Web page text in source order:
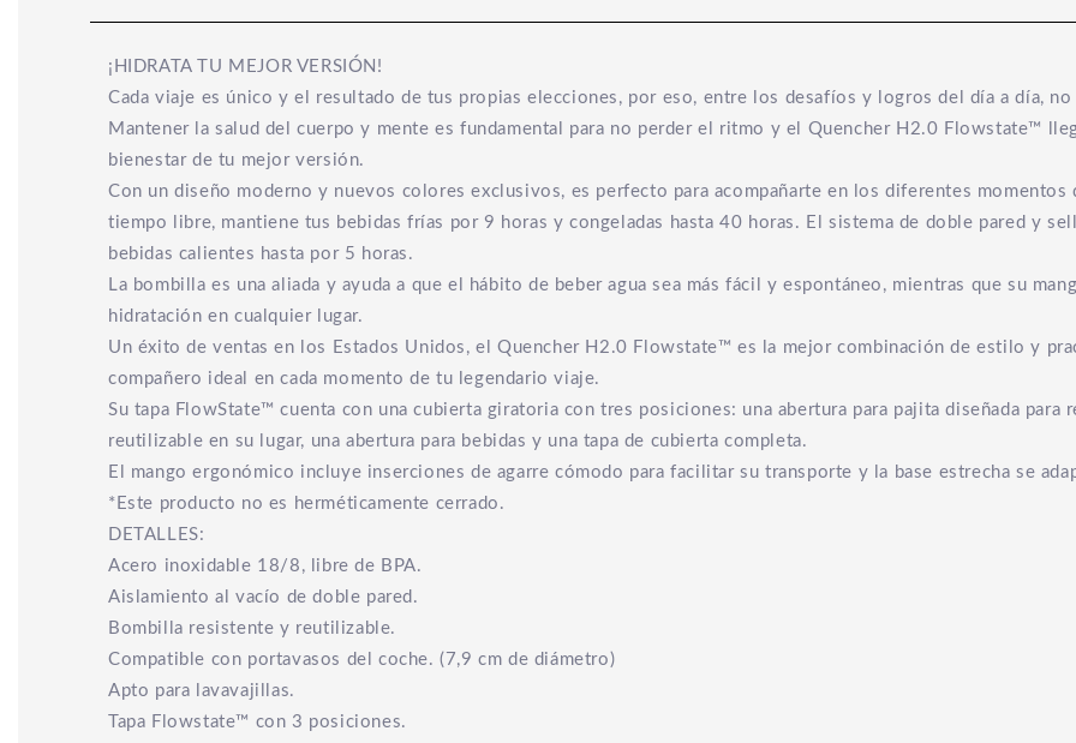
¡HIDRATA TU MEJOR VERSIÓN!
Cada viaje es único y el resultado de tus propias elecciones, por eso, entre los desafíos y logros del día a día,
Mantener la salud del cuerpo y mente es fundamental para no perder el ritmo y el Quencher H2.0 Flowstate™
bienestar de tu mejor versión.
Con un diseño moderno y nuevos colores exclusivos, es perfecto para acompañarte en los diferentes
tiempo libre, mantiene tus bebidas frías por 9 horas y congeladas hasta 40 horas. El sistema de doble pared y
bebidas calientes hasta por 5 horas.
La bombilla es una aliada y ayuda a que el hábito de beber agua sea más fácil y espontáneo, mientras que su
hidratación en cualquier lugar.
Un éxito de ventas en los Estados Unidos, el Quencher H2.0 Flowstate™ es la mejor combinación de estilo y
compañero ideal en cada momento de tu legendario viaje.
Su tapa FlowState™ cuenta con una cubierta giratoria con tres posiciones: una abertura para pajita diseñada
reutilizable en su lugar, una abertura para bebidas y una tapa de cubierta completa.
El mango ergonómico incluye inserciones de agarre cómodo para facilitar su transporte y la base estrecha se
*Este producto no es herméticamente cerrado.
DETALLES:
Acero inoxidable 18/8, libre de BPA.
Aislamiento al vacío de doble pared.
Bombilla resistente y reutilizable.
Compatible con portavasos del coche. (7,9 cm de diámetro)
Apto para lavavajillas.
Tapa Flowstate™ con 3 posiciones.